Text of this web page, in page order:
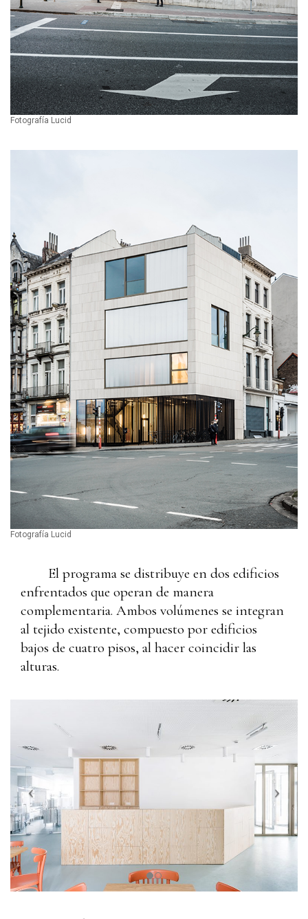
Fotografía Lucid
Fotografía Lucid
El programa se distribuye en dos edificios
enfrentados que operan de manera
complementaria. Ambos volúmenes se integran
al tejido existente, compuesto por edificios
bajos de cuatro pisos, al hacer coincidir las
alturas.